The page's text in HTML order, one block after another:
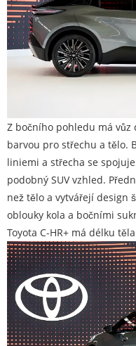
Z bočního pohledu má
barvou pro střechu a tělo.
liniemi a střecha se
podobný SUV vzhled.
než tělo a vytvářejí design
oblouky kola a bočními
Toyota C-HR+ má délku